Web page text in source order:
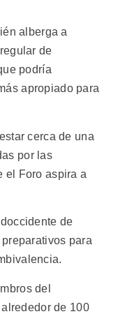
alberga a
de
podría
apropiado para
cerca de una
por las
el Foro aspira a
de
para
del
de 100